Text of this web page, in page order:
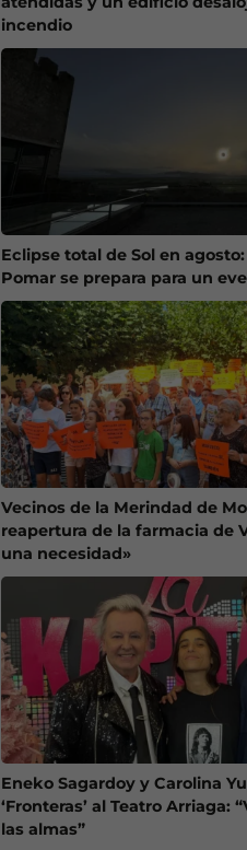
incendio
Eclipse total de Sol en
Pomar se prepara para un
Vecinos de la Merindad de
reapertura de la farmacia de
una necesidad»
Eneko Sagardoy y Carolina
‘Fronteras’ al Teatro Arriaga:
las almas”